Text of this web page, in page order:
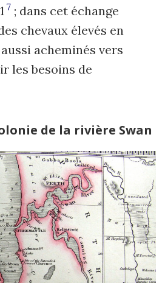
7 ; dans cet échange
chevaux élevés en
acheminés vers
les besoins de
de la rivière Swan